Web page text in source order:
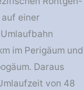
einer
im Perigäum und
Daraus
von 48